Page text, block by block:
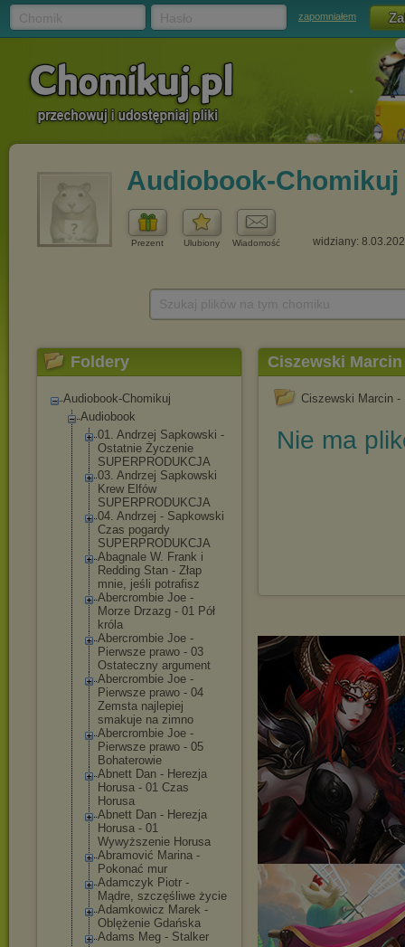
zapomniałem
Audiobook-Chomikuj
Prezent Ulubiony Wiadomość widziany:
Foldery
Audiobook-Chomikuj
Audiobook
01. Andrzej Sapkowski -
Ostatnie Życzenie
SUPERPRODUKCJA
03. Andrzej Sapkowski
Krew Elfów
SUPERPRODUKCJA
04. Andrzej - Sapkowski
Czas pogardy
SUPERPRODUKCJA
Abagnale W. Frank i
Redding Stan - Złap
mnie, jeśli potrafisz
Abercrombie Joe -
Morze Drzazg - 01 Pół
króla
Abercrombie Joe -
Pierwsze prawo - 03
Ostateczny argument
Abercrombie Joe -
Pierwsze prawo - 04
Zemsta najlepiej
smakuje na zimno
Abercrombie Joe -
Pierwsze prawo - 05
Bohaterowie
Abnett Dan - Herezja
Horusa - 01 Czas
Horusa
Abnett Dan - Herezja
Horusa - 01
Wywyższenie Horusa
Abramović Marina -
Pokonać mur
Adamczyk Piotr -
Mądre, szczęśliwe życie
Adamkowicz Marek -
Oblężenie Gdańska
Adams Meg - Stalker
Ciszewski
Ciszewski Marcin -
Nie ma